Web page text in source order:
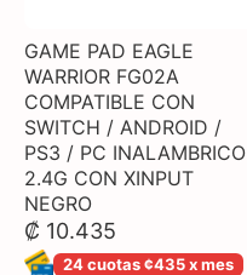
GAME PAD EAGLE
WARRIOR FG02A
COMPATIBLE CON
SWITCH / ANDROID /
PS3 / PC INALAMBRICO
2.4G CON XINPUT
NEGRO
₡ 10.435
24 cuotas ¢435 x mes